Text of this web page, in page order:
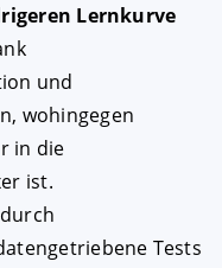
Lernkurve
und
wohingegen
in die
ist.
Tests